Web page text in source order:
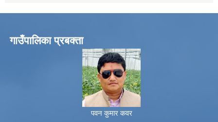
गाउँपालिका प्रबक्ता
पवन कुमार कवर